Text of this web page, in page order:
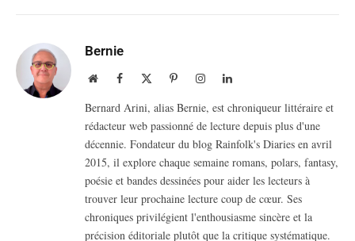
Bernie
WebsiteFacebook PinterestInstagramLinkedIn
Bernard Arini, alias Bernie, est chroniqueur littéraire et
rédacteur web passionné de lecture depuis plus d'une
décennie. Fondateur du blog Rainfolk's Diaries en avril
2015, il explore chaque semaine romans, polars, fantasy,
poésie et bandes dessinées pour aider les lecteurs à
trouver leur prochaine lecture coup de cœur. Ses
chroniques privilégient l'enthousiasme sincère et la
précision éditoriale plutôt que la critique systématique.